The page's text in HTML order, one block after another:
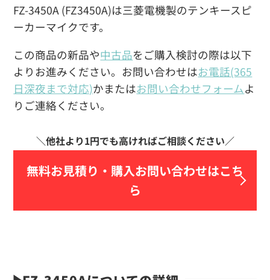
FZ-3450A (FZ3450A)は三菱電機製のテンキースピ
ーカーマイクです。
この商品の新品や中古品をご購入検討の際は以下
よりお進みください。お問い合わせはお電話(365
日深夜まで対応)かまたはお問い合わせフォームよ
りご連絡ください。
無料お見積り・ 購入お問い合わせはこち
ら